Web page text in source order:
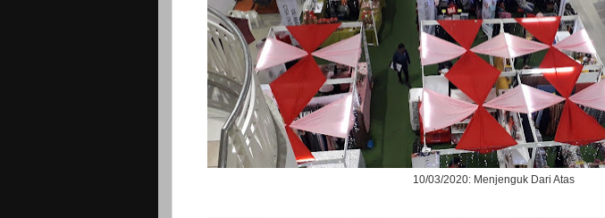
10/03/2020: Menjenguk Dari Atas